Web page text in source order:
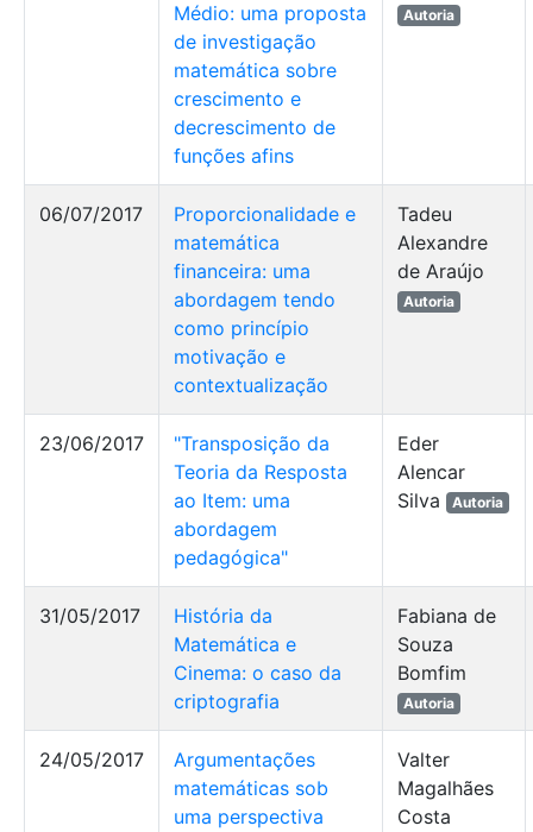
Médio: uma proposta
de investigação
matemática sobre
crescimento e
decrescimento de
funções afins
Autoria
06/07/2017
Proporcionalidade e
matemática
financeira: uma
abordagem tendo
como princípio
motivação e
contextualização
Tadeu
Alexandre
de Araújo
Autoria
23/06/2017
"Transposição da
Teoria da Resposta
ao Item: uma
abordagem
pedagógica"
Eder
Alencar
Silva
Autoria
31/05/2017
História da
Matemática e
Cinema: o caso da
criptografia
Fabiana de
Souza
Bomfim
Autoria
24/05/2017
Argumentações
matemáticas sob
uma perspectiva
Valter
Magalhães
Costa